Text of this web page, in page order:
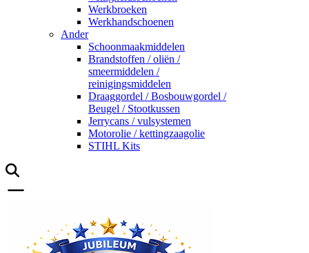
Werkbroeken
Werkhandschoenen
Ander
Schoonmaakmiddelen
Brandstoffen / oliën /
smeermiddelen /
reinigingsmiddelen
Draaggordel / Bosbouwgordel /
Beugel / Stootkussen
Jerrycans / vulsystemen
Motorolie / kettingzaagolie
STIHL Kits